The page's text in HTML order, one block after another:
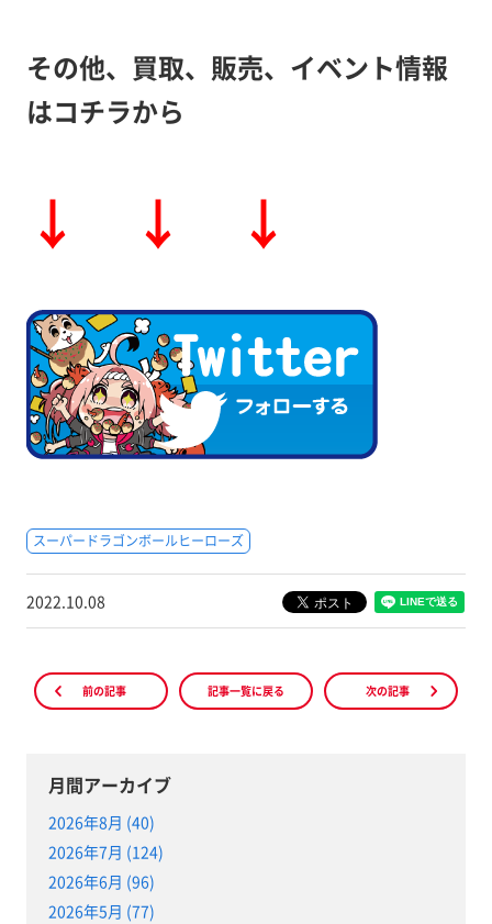
その他、買取、販売、イベント情報
はコチラから
↓ ↓ ↓
スーパードラゴンボールヒーローズ
2022.10.08
前の記事 記事一覧に戻る 次の記事
月間アーカイブ
2026年8月 (40)
2026年7月 (124)
2026年6月 (96)
2026年5月 (77)